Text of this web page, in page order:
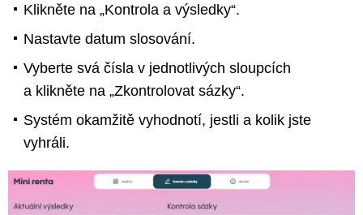
Klikněte na „Kontrola a výsledky“.
Nastavte datum slosování.
Vyberte svá čísla v jednotlivých sloupcích
a klikněte na „Zkontrolovat sázky“.
Systém okamžitě vyhodnotí, jestli a kolik jste
vyhráli.